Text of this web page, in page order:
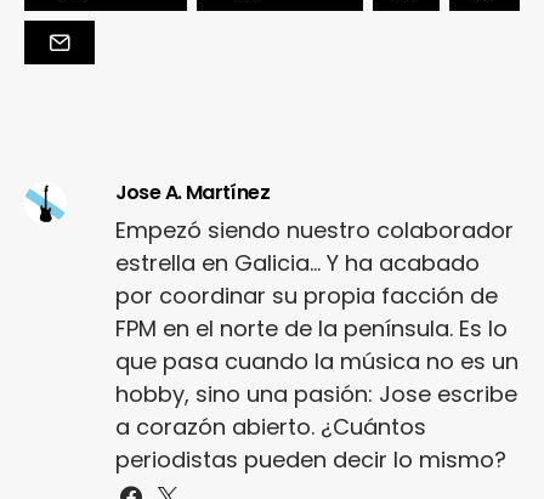
Jose A. Martínez
Empezó siendo nuestro colaborador
estrella en Galicia... Y ha acabado
por coordinar su propia facción de
FPM en el norte de la península. Es lo
que pasa cuando la música no es un
hobby, sino una pasión: Jose escribe
a corazón abierto. ¿Cuántos
periodistas pueden decir lo mismo?